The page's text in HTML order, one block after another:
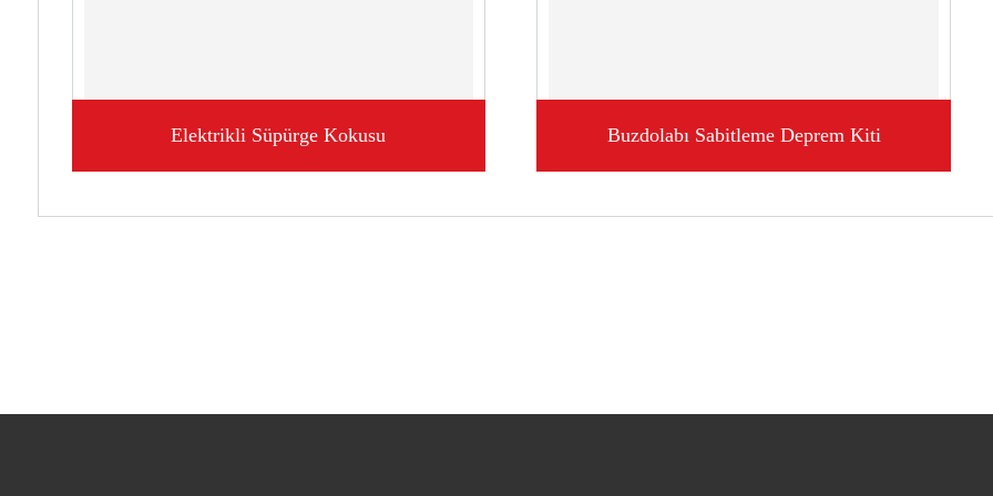
Elektrikli Süpürge Kokusu Buzdolabı Sabitleme Deprem Kiti